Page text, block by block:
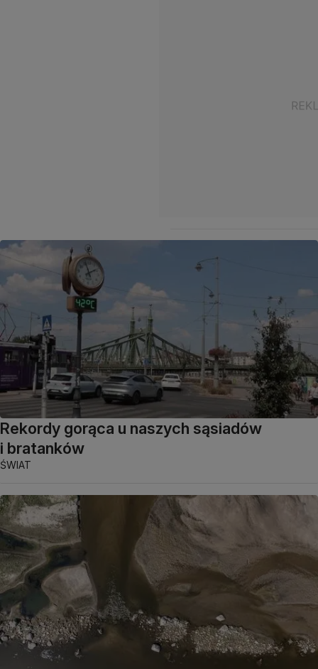
Rekordy gorąca u naszych sąsiadów
i bratanków
ŚWIAT